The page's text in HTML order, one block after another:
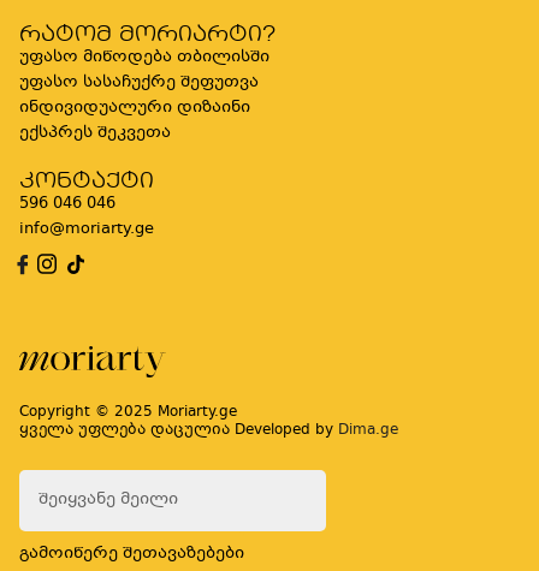
რატომ მორიარტი?
უფასო მიწოდება თბილისში
უფასო სასაჩუქრე შეფუთვა
ინდივიდუალური დიზაინი
ექსპრეს შეკვეთა
კონტაქტი
596 046 046
info@moriarty.ge
Copyright © 2025 Moriarty.ge
ყველა უფლება დაცულია Developed by Dima.ge
გამოიწერე შეთავაზებები